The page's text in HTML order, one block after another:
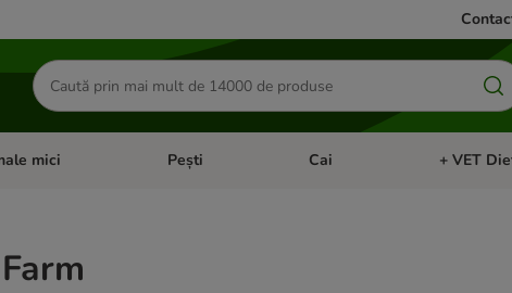
Căutare
produse
Pisicimeniul cu categorii: Păsări
mici Deschideți meniul cu categorii: Animale mici
Pești Deschideți meniul cu categorii:
Cai Deschideți
+ VET